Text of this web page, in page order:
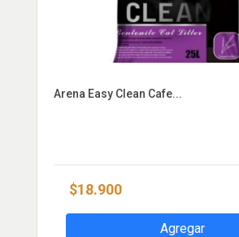
Arena Easy Clean Cafe...
$18.900
Agregar